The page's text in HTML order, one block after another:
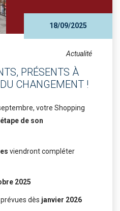
18/09/2025
Actualité
PRÉSENTS À
CHANGEMENT !
votre Shopping
de son
viendront compléter
2025
dès janvier 2026